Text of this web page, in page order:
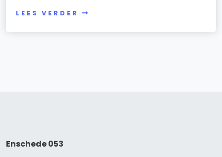
LEES VERDER
Enschede 053